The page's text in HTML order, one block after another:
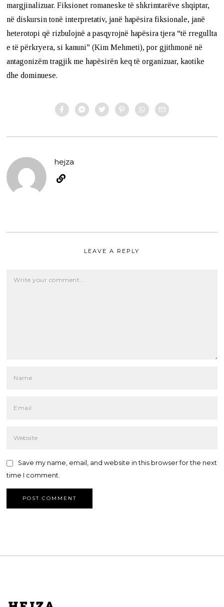
margjinalizuar. Fiksionet romaneske të shkrimtarëve shqiptar,
në diskursin tonë interpretativ, janë hapësira fiksionale, janë
heterotopi që rizbulojnë a pasqyrojnë hapësira tjera “të rregullta
e të përkryera, si kanuni” (Kim Mehmeti), por gjithmonë në
antagonizëm tragjik me hapësirën keq të organizuar, kaotike
dhe dominuese.
hejza
LEAVE A REPLY
Save my name, email, and website in this browser for the next
time I comment.